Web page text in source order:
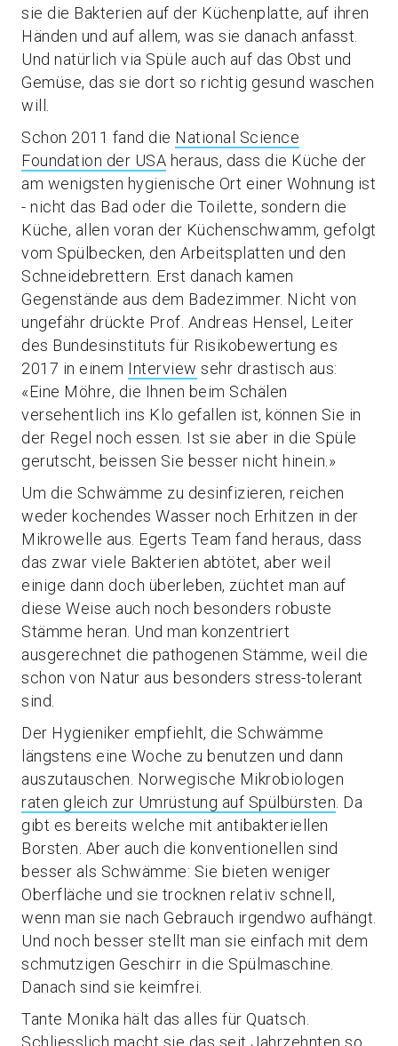
sie die Bakterien auf der Küchenplatte, auf ihren
Händen und auf allem, was sie danach anfasst.
Und natürlich via Spüle auch auf das Obst und
Gemüse, das sie dort so richtig gesund waschen
will.
Schon 2011 fand die National Science
Foundation der USA heraus, dass die Küche der
am wenigsten hygienische Ort einer Wohnung ist
- nicht das Bad oder die Toilette, sondern die
Küche, allen voran der Küchenschwamm, gefolgt
vom Spülbecken, den Arbeitsplatten und den
Schneidebrettern. Erst danach kamen
Gegenstände aus dem Badezimmer. Nicht von
ungefähr drückte Prof. Andreas Hensel, Leiter
des Bundesinstituts für Risikobewertung es
2017 in einem Interview sehr drastisch aus:
«Eine Möhre, die Ihnen beim Schälen
versehentlich ins Klo gefallen ist, können Sie in
der Regel noch essen. Ist sie aber in die Spüle
gerutscht, beissen Sie besser nicht hinein.»
Um die Schwämme zu desinfizieren, reichen
weder kochendes Wasser noch Erhitzen in der
Mikrowelle aus. Egerts Team fand heraus, dass
das zwar viele Bakterien abtötet, aber weil
einige dann doch überleben, züchtet man auf
diese Weise auch noch besonders robuste
Stämme heran. Und man konzentriert
ausgerechnet die pathogenen Stämme, weil die
schon von Natur aus besonders stress-tolerant
sind.
Der Hygieniker empfiehlt, die Schwämme
längstens eine Woche zu benutzen und dann
auszutauschen. Norwegische Mikrobiologen
raten gleich zur Umrüstung auf Spülbürsten . Da
gibt es bereits welche mit antibakteriellen
Borsten. Aber auch die konventionellen sind
besser als Schwämme: Sie bieten weniger
Oberfläche und sie trocknen relativ schnell,
wenn man sie nach Gebrauch irgendwo aufhängt.
Und noch besser stellt man sie einfach mit dem
schmutzigen Geschirr in die Spülmaschine.
Danach sind sie keimfrei.
Tante Monika hält das alles für Quatsch.
Schliesslich macht sie das seit Jahrzehnten so.